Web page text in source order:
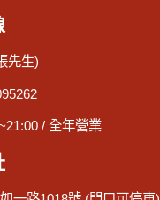
先生)
/ 全年營業